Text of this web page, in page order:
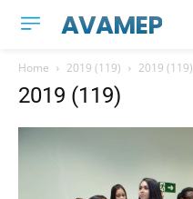
AVAMEP
Home 2019 (119) 2019 (119)
2019 (119)